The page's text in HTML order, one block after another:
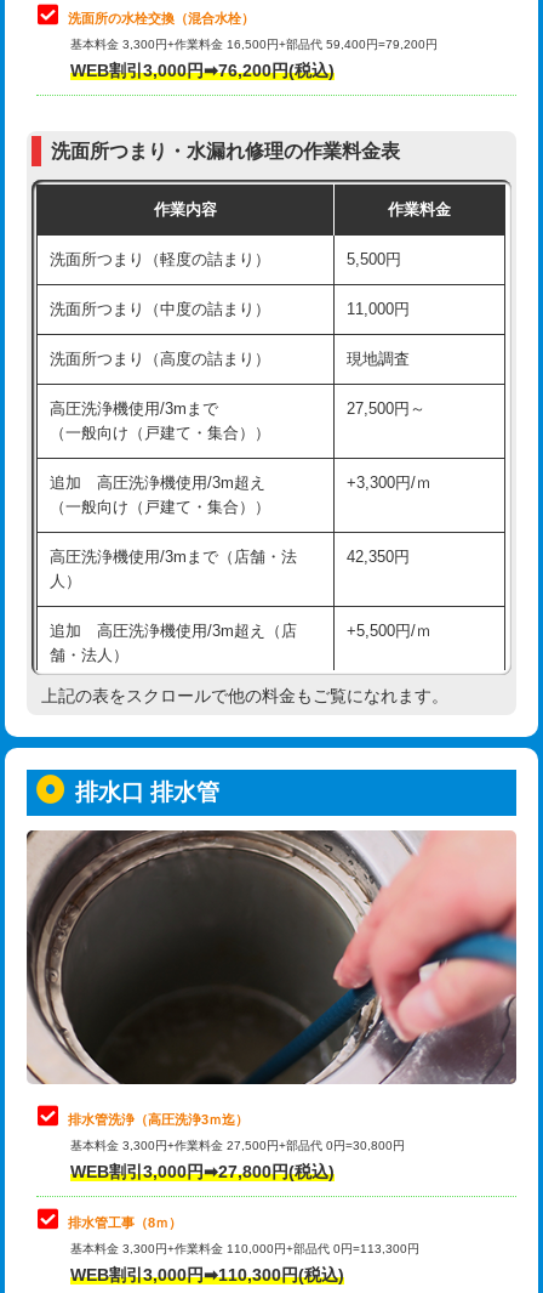
マス交換（深さ50㎝未満）
マス交換（深さ50㎝以上）
モルタル補修（厚さ10㎝まで） 27,500円
モルタル補修（厚さ10㎝超え） 38,500円
洗面台設置 38,500円
バスタブ設置 現場見積
追加人工 16,500円
廃棄・処分 現場見積
※給水管工事は20mmまでの価格です。
交換・取付(混合水栓（壁付・デッキ
式・ワンホール）)
16,500円+材料費
（P/S/ポップアップ））
交換・取付（その他部品） 11,000円+材料費
持込商品取付（単水栓） 13,200円
持込商品取付（混合水栓） 16,500円
持込商品取付（浄水器・分岐水栓） 16,500円
給水管工事※（ホール加工) 16,500円
給水管工事※（バンド止め)
給水管工事※（支持金具設置) 5,500円
給水管工事※（保温材使用（バンド止
め込み）)
5,500円
給水管工事※（土の掘削・埋め戻し作
業)
11,000円
給水管工事※（塩ビ管（VP・HI）使
用/3ｍまで)
用（追加）/3ｍ超え)
給水管工事※（ライニング鋼管・銅
管・ポリ管・HT管使用/3ｍまで)
44,000円
給水管工事※（ライニング鋼管・銅
管・ポリ管・HT管使用/3ｍ超え)
+8,800円
排水管工事（土の掘削・埋め戻し作
業）
11,000円~
排水管工事（排水管工事/3ｍまで） 55,000円
排水管工事（追加 排水管工事/3ｍ超
え）
マス交換（土の掘削・埋め戻し作業）
マス交換（深さ50㎝未満）
マス交換（深さ50㎝以上）
洗面所の水栓交換（混合水栓）
基本料金 3,300円+作業料金 16,500円+部品代 59,400円=79,200円
WEB割引3,000円➡76,200円(税込)
洗面所つまり・水漏れ修理の作業料金表
作業内容 作業料金
洗面所つまり（軽度の詰まり） 5,500円
洗面所つまり（中度の詰まり） 11,000円
洗面所つまり（高度の詰まり） 現地調査
高圧洗浄機使用/3mまで
（一般向け（戸建て・集合））
27,500円～
追加 高圧洗浄機使用/3m超え
（一般向け（戸建て・集合））
+3,300円/ｍ
高圧洗浄機使用/3mまで（店舗・法
人）
42,350円
追加 高圧洗浄機使用/3m超え（店
舗・法人）
+5,500円/ｍ
高度高圧洗浄換 現地調査
トーラー機使用/3mまで
追加トーラー機使用/3m超え +3,300円
カメラ調査 33,000円
桝清掃 8,800円
止水・漏水調査・防水処理・清掃・修
理・調整・分解・加工など（軽作業）
11,000円
止水・漏水調査・防水処理・清掃・修
理・調整・分解・加工など（中作業）
22,000円
止水・漏水調査・防水処理・清掃・修
理・調整・分解・加工など（重作業）
33,000円
その他部品の脱着
交換・取付（タンク）
上記の表をスクロールで他の料金もご覧になれます。
排水口 排水管
排水管洗浄（高圧洗浄3ｍ迄）
基本料金 3,300円+作業料金 27,500円+部品代 0円=30,800円
WEB割引3,000円➡27,800円(税込)
排水管工事（8ｍ）
基本料金 3,300円+作業料金 110,000円+部品代 0円=113,300円
WEB割引3,000円➡110,300円(税込)